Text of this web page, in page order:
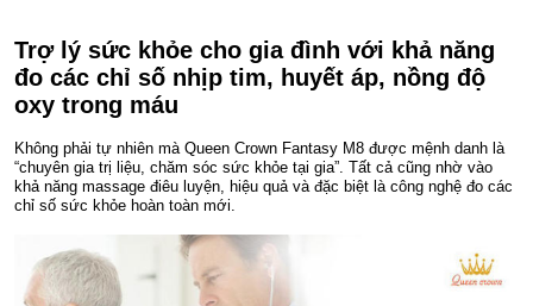
Trợ lý sức khỏe cho gia đình với khả năng
đo các chỉ số nhịp tim, huyết áp, nồng độ
oxy trong máu
Không phải tự nhiên mà Queen Crown Fantasy M8 được mệnh danh là
“chuyên gia trị liệu, chăm sóc sức khỏe tại gia”. Tất cả cũng nhờ vào
khả năng massage điêu luyện, hiệu quả và đặc biệt là công nghệ đo các
chỉ số sức khỏe hoàn toàn mới.